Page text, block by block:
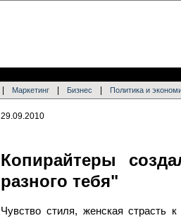
Маркетинг Бизнес Политика и
29.09.2010
Копирайтеры
разного тебя"
Чувство стиля, женская страсть